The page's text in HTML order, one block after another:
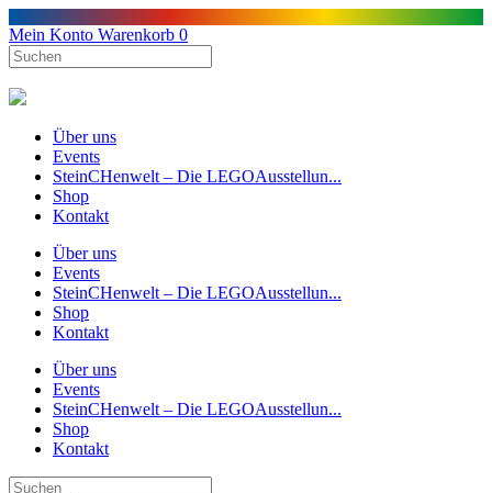
Mein Konto Warenkorb 0
Über uns
Events
SteinCHenwelt – Die LEGOAusstellun...
Shop
Kontakt
Über uns
Events
SteinCHenwelt – Die LEGOAusstellun...
Shop
Kontakt
Über uns
Events
SteinCHenwelt – Die LEGOAusstellun...
Shop
Kontakt